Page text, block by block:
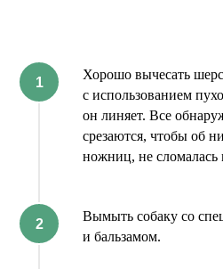
Хорошо вычесать
с использованием
он линяет. Все
срезаются, чтобы об
ножниц, не
Вымыть собаку со
и бальзамом.